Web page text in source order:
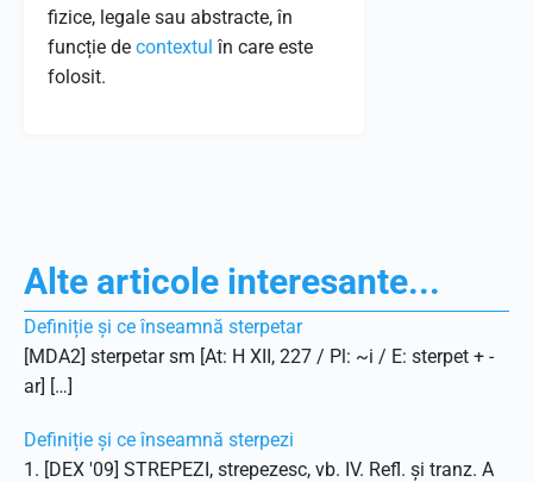
fizice, legale sau abstracte, în
funcție de contextul în care este
folosit.
Alte articole interesante...
Definiție și ce înseamnă sterpetar
[MDA2] sterpetar sm [At: H XII, 227 / Pl: ~i / E: sterpet + -
ar] […]
Definiție și ce înseamnă sterpezi
1. [DEX '09] STREPEZI, strepezesc, vb. IV. Refl. și tranz. A